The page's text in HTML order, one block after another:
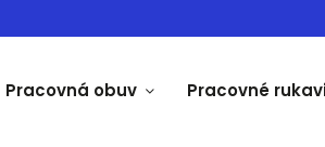
Pracovná obuv Pracovné